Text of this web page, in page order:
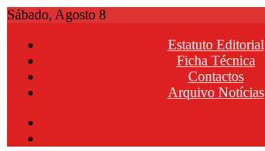
Skip
content
Sábado, Agosto 8
Estatuto Editorial
Ficha Técnica
Contactos
Arquivo Notícias